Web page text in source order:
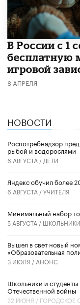
В России с 1
бесплатную
игровой
8 АПРЕЛЯ
НОВОСТИ
Роспотребнадзор
рыбой и водорослями
6 АВГУСТА / ДЕТИ
​Яндекс обучил более
6 АВГУСТА /УЧИТЕЛЯ
Минимальный набор
5 АВГУСТА / ШКОЛЬНИКИ
Вышел в свет новый
«Образовательная
3 ИЮЛЯ / АНОНС
Школьники и
Отечественной войны
22 ИЮНЯ / ГОРОДСКОЕ